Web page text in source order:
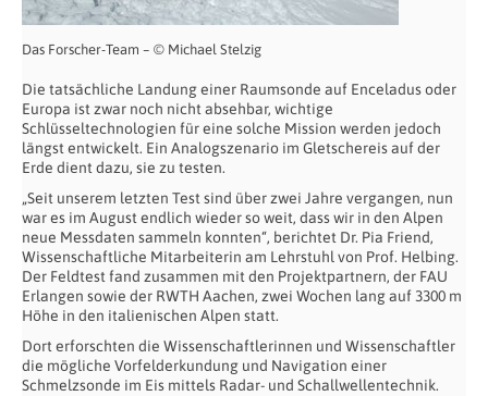
Das Forscher-Team – © Michael Stelzig
Die tatsächliche Landung einer Raumsonde auf Enceladus oder
Europa ist zwar noch nicht absehbar, wichtige
Schlüsseltechnologien für eine solche Mission werden jedoch
längst entwickelt. Ein Analogszenario im Gletschereis auf der
Erde dient dazu, sie zu testen.
„Seit unserem letzten Test sind über zwei Jahre vergangen, nun
war es im August endlich wieder so weit, dass wir in den Alpen
neue Messdaten sammeln konnten“, berichtet Dr. Pia Friend,
Wissenschaftliche Mitarbeiterin am Lehrstuhl von Prof. Helbing.
Der Feldtest fand zusammen mit den Projektpartnern, der FAU
Erlangen sowie der RWTH Aachen, zwei Wochen lang auf 3300 m
Höhe in den italienischen Alpen statt.
Dort erforschten die Wissenschaftlerinnen und Wissenschaftler
die mögliche Vorfelderkundung und Navigation einer
Schmelzsonde im Eis mittels Radar- und Schallwellentechnik.